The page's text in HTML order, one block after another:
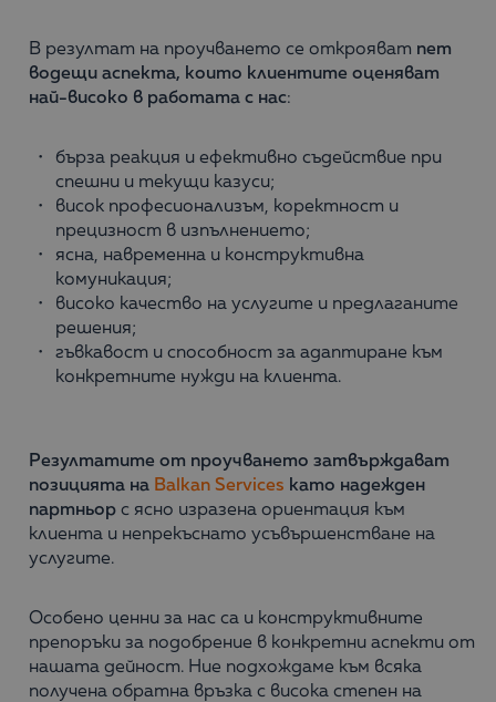
В резултат на проучването се открояват пет
водещи аспекта, които клиентите оценяват
най-високо в работата с нас:
бърза реакция и ефективно съдействие при
спешни и текущи казуси;
висок професионализъм, коректност и
прецизност в изпълнението;
ясна, навременна и конструктивна
комуникация;
високо качество на услугите и предлаганите
решения;
гъвкавост и способност за адаптиране към
конкретните нужди на клиента.
Резултатите от проучването затвърждават
позицията на Balkan Services като надежден
партньор с ясно изразена ориентация към
клиента и непрекъснато усъвършенстване на
услугите.
Особено ценни за нас са и конструктивните
препоръки за подобрение в конкретни аспекти от
нашата дейност. Ние подхождаме към всяка
получена обратна връзка с висока степен на